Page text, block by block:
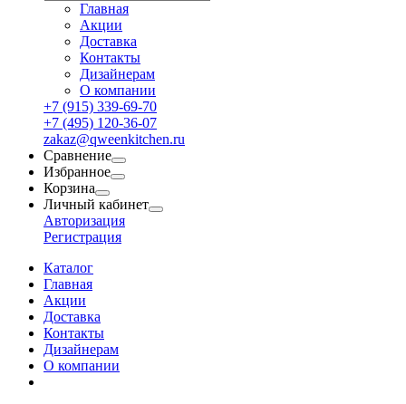
Главная
Акции
Доставка
Контакты
Дизайнерам
О компании
+7 (915) 339-69-70
+7 (495) 120-36-07
zakaz@qweenkitchen.ru
Сравнение
Избранное
Корзина
Личный кабинет
Авторизация
Регистрация
Каталог
Главная
Акции
Доставка
Контакты
Дизайнерам
О компании